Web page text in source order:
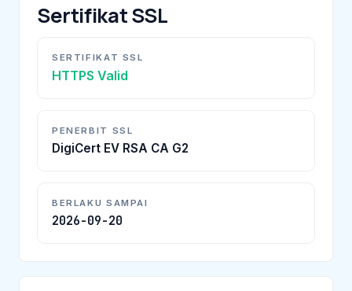
Sertifikat SSL
SERTIFIKAT SSL
HTTPS Valid
PENERBIT SSL
DigiCert EV RSA CA G2
BERLAKU SAMPAI
2026-09-20